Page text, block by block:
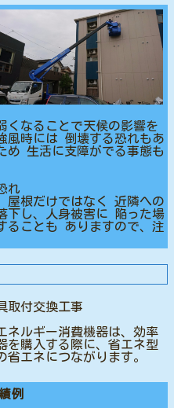
くなることで天候の影響を
風時には 倒壊する恐れもあ
め 生活に支障がでる事態も
れ
屋根だけではなく 近隣への
下し、人身被害に 陥った場
ることも ありますので、注
取付交換工事
ネルギー消費機器は、効率
を購入する際に、省エネ型
エネにつながります。
例